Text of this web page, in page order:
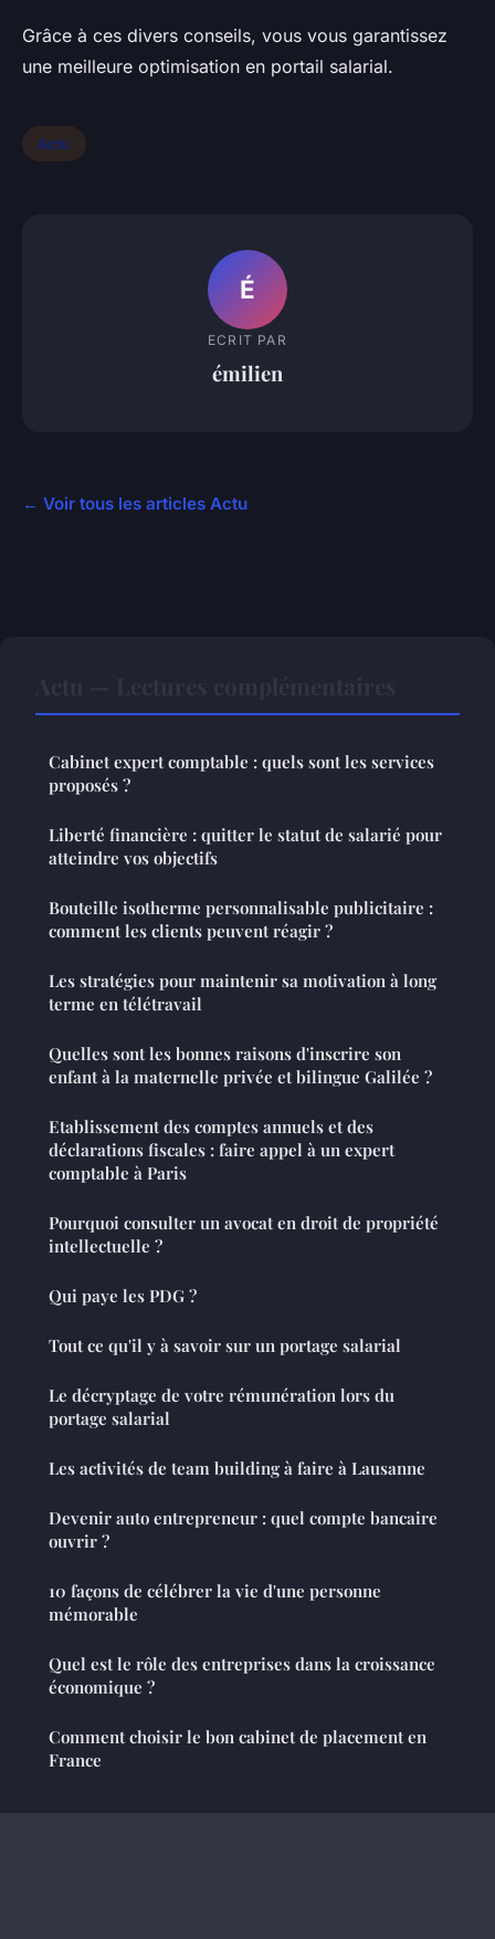
Grâce à ces divers conseils, vous vous garantissez
une meilleure optimisation en portail salarial.
Actu
É
ECRIT PAR
émilien
← Voir tous les articles Actu
Cabinet expert comptable : quels sont les services
proposés ?
Liberté financière : quitter le statut de salarié pour
atteindre vos objectifs
Bouteille isotherme personnalisable publicitaire :
comment les clients peuvent réagir ?
Les stratégies pour maintenir sa motivation à long
terme en télétravail
Quelles sont les bonnes raisons d'inscrire son
enfant à la maternelle privée et bilingue Galilée ?
Etablissement des comptes annuels et des
déclarations fiscales : faire appel à un expert
comptable à Paris
Pourquoi consulter un avocat en droit de propriété
intellectuelle ?
Qui paye les PDG ?
Tout ce qu'il y à savoir sur un portage salarial
Le décryptage de votre rémunération lors du
portage salarial
Les activités de team building à faire à Lausanne
Devenir auto entrepreneur : quel compte bancaire
ouvrir ?
10 façons de célébrer la vie d'une personne
mémorable
Quel est le rôle des entreprises dans la croissance
économique ?
Comment choisir le bon cabinet de placement en
France